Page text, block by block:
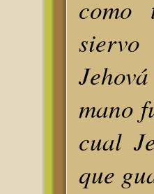
como
mano
cual
que